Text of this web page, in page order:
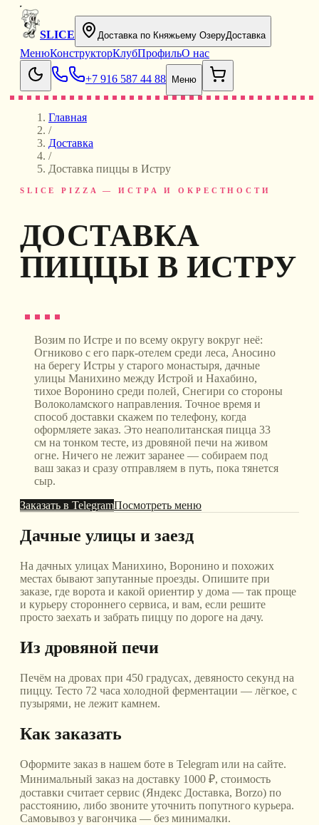
SLICE Доставка по Княжьему ОзеруДоставка
МенюКонструкторКлубПрофильО нас
+7 916 587 44 88 Меню
Главная
/
Доставка
/
Доставка пиццы в Истру
SLICE PIZZA — ИСТРА И ОКРЕСТНОСТИ
ДОСТАВКА
ПИЦЦЫ В ИСТРУ
Возим по Истре и по всему округу вокруг неё:
Огниково с его парк-отелем среди леса, Аносино
на берегу Истры у старого монастыря, дачные
улицы Манихино между Истрой и Нахабино,
тихое Воронино среди полей, Снегири со стороны
Волоколамского направления. Точное время и
способ доставки скажем по телефону, когда
оформляете заказ. Это неаполитанская пицца 33
см на тонком тесте, из дровяной печи на живом
огне. Ничего не лежит заранее — собираем под
ваш заказ и сразу отправляем в путь, пока тянется
сыр.
Заказать в TelegramПосмотреть меню
Дачные улицы и заезд
На дачных улицах Манихино, Воронино и похожих
местах бывают запутанные проезды. Опишите при
заказе, где ворота и какой ориентир у дома — так проще
и курьеру стороннего сервиса, и вам, если решите
просто заехать и забрать пиццу по дороге на дачу.
Из дровяной печи
Печём на дровах при 450 градусах, девяносто секунд на
пиццу. Тесто 72 часа холодной ферментации — лёгкое, с
пузырями, не лежит камнем.
Как заказать
Оформите заказ в нашем боте в Telegram или на сайте.
Минимальный заказ на доставку 1000 ₽, стоимость
доставки считает сервис (Яндекс Доставка, Borzo) по
расстоянию, либо звоните уточнить попутного курьера.
Самовывоз у вагончика — без минималки.